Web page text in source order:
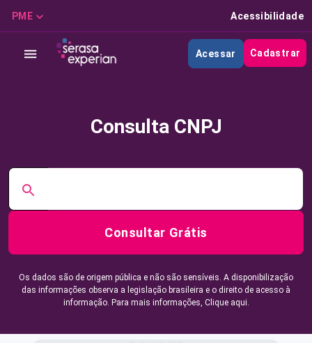
PME Acessibilidade
Acessar Cadastrar
Consulta CNPJ
Consultar Grátis
Os dados são de origem pública e não são sensíveis. A disponibilização
das informações observa a legislação brasileira e o direito de acesso à
informação. Para mais informações, Clique aqui.